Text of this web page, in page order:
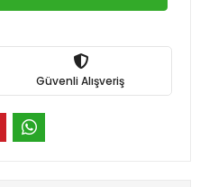
Güvenli Alışveriş